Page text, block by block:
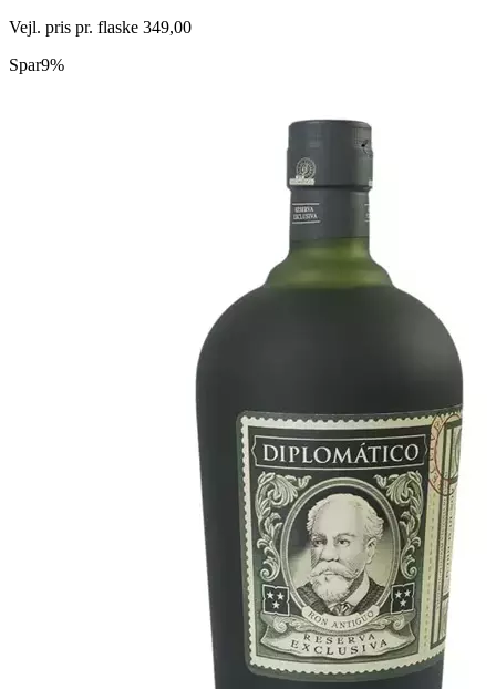
Vejl. pris pr. flaske 349,00
Spar9%